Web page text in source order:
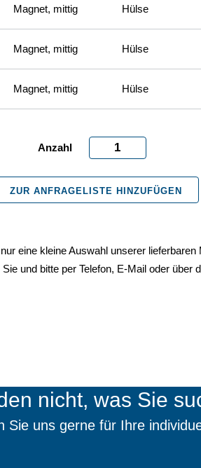
Magnet, mittig Hülse
Magnet, mittig Hülse
Magnet, mittig Hülse
Steckschlüssel
mit
12-
Schrauben
mit
ZUR ANFRAGELISTE HINZUFÜGEN
eine kleine Auswahl unserer lieferbaren
und bitte per Telefon, E-Mail oder über
nicht, was Sie
Sie uns gerne für Ihre